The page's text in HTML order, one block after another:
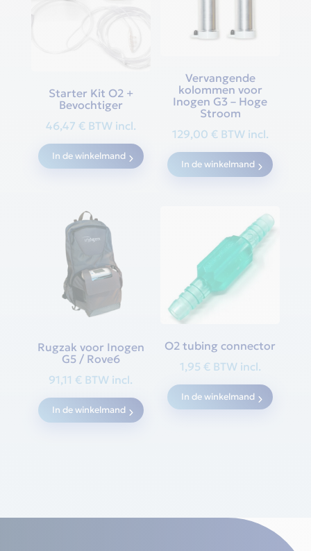
Starter Kit O2 +
Bevochtiger
46,47 € BTW incl.
In de winkelmand
Vervangende
kolommen voor
Inogen G3 – Hoge
Stroom
129,00 € BTW incl.
In de winkelmand
Rugzak voor Inogen
G5 / Rove6
91,11€ BTW incl.
In de winkelmand
O2 tubing connector
1,95 € BTW incl.
In de winkelmand